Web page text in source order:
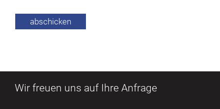
abschicken
Wir freuen uns auf Ihre Anfrage